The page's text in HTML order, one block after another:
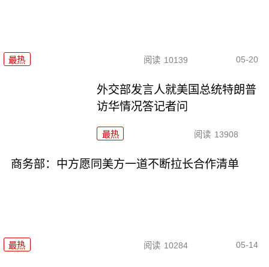
最热 阅读 10139 05-20
外交部发言人就美国总统特朗普
访华情况答记者问
最热 阅读 13908
商务部：中方愿同美方一道不断拉长合作清单
最热 阅读 10284 05-14